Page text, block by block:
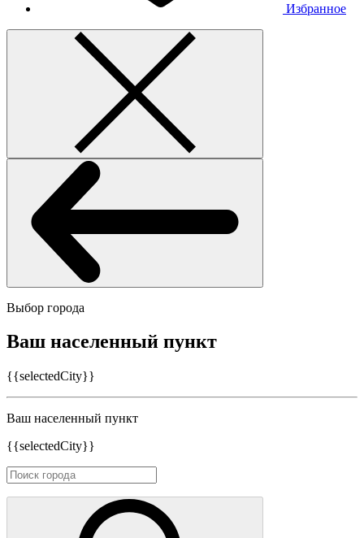
Избранное
Выбор города
Ваш населенный пункт
{{selectedCity}}
Ваш населенный пункт
{{selectedCity}}